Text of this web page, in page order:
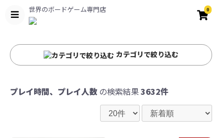
世界のボードゲーム専門店 0
カテゴリで絞り込む
プレイ時間、プレイ人数 の検索結果3632件